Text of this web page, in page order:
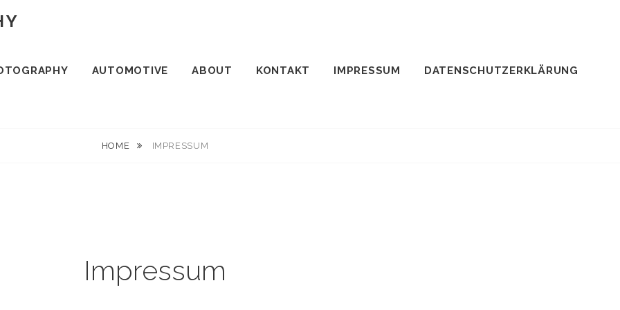
AUTOMOTIVE ABOUT KONTAKT IMPRESSUM DATENSCHUTZERKLÄRUNG
HOME IMPRESSUM
Impressum